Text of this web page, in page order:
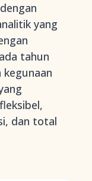
yang
tahun
dan total